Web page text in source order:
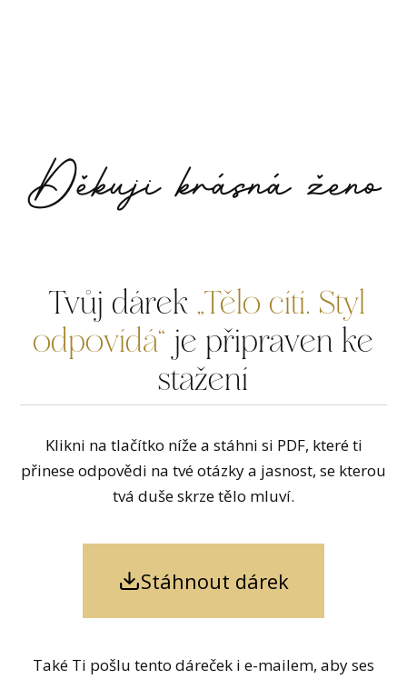
Děkuji krásná ženo
Tvůj dárek„Tělo cítí. Styl
odpovídá“je připraven ke
stažení
Klikni na tlačítko níže a stáhni si PDF, které ti
přinese odpovědi na tvé otázky a jasnost, se kterou
tvá duše skrze tělo mluví.
Stáhnout dárek
Také Ti pošlu tento dáreček i e-mailem, aby ses